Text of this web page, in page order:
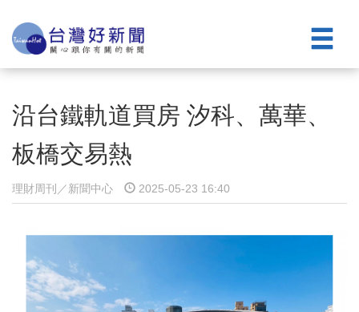
沿台鐵軌道買房 汐科、萬華、
板橋交易熱
理財周刊／新聞中心 2025-05-23 16:40